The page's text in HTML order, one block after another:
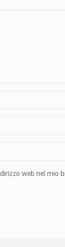
web nel mio